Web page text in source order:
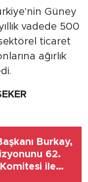
Güney
vadede 500
ticaret
ağırlık
Burkay,
62.
ile